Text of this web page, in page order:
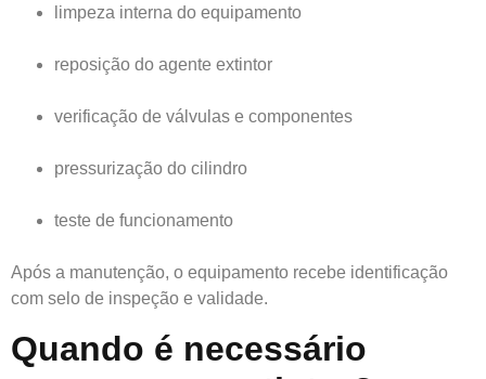
limpeza interna do equipamento
reposição do agente extintor
verificação de válvulas e componentes
pressurização do cilindro
teste de funcionamento
Após a manutenção, o equipamento recebe identificação
com selo de inspeção e validade.
Quando é necessário